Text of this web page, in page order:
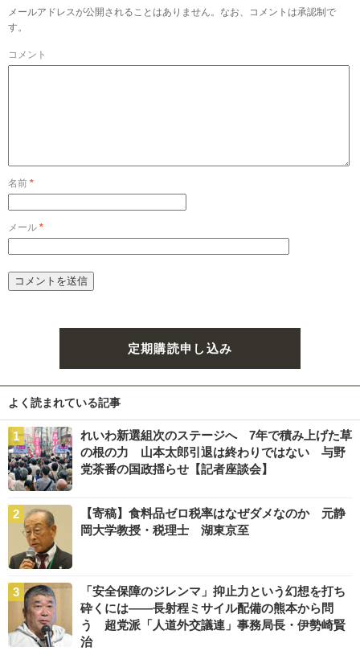
メールアドレスが公開されることはありません。なお、コメントは承認制で
す。
コメント
名前 *
メール *
定期購読申し込み
よく読まれている記事
れいわ新選組次のステージへ 7年で積み上げた草
の根の力 山本太郎引退は終わりではない 与野
党茶番の国政揺らせ【記者座談会】
【寄稿】食料品ゼロ税率はなぜダメなのか 元静
岡大学教授・税理士 湖東京至
「安全保障のジレンマ」抑止力という幻想を打ち
砕くには――長射程ミサイル配備の熊本から問
う 超党派「人道外交議連」事務局長・伊勢崎賢
治